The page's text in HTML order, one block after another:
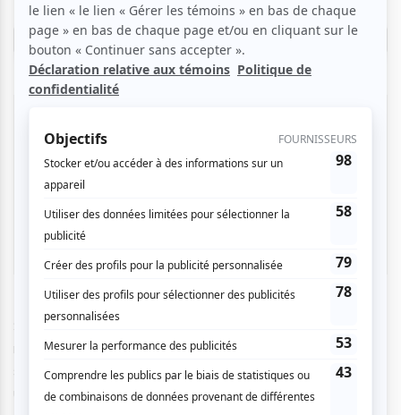
Réserver
d'informations sur le menu, consultez
www.theatreparadoxe.com.
IMPORTANT
Sous formule souper-spectacle, venez découvrir le tout
nouveau Théâtre Paradoxe. Cette nouvelle salle de
spectacle est située en plein coeur d'un joyau architectural:
une ancienne église!